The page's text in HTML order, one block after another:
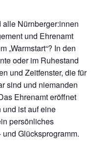
Nürnberger:innen
und Ehrenamt
„Warmstart“? In den
oder im Ruhestand
und Zeitfenster, die für
sind und niemanden
Ehrenamt eröffnet
ist auf eine
persönliches
Glücksprogramm.